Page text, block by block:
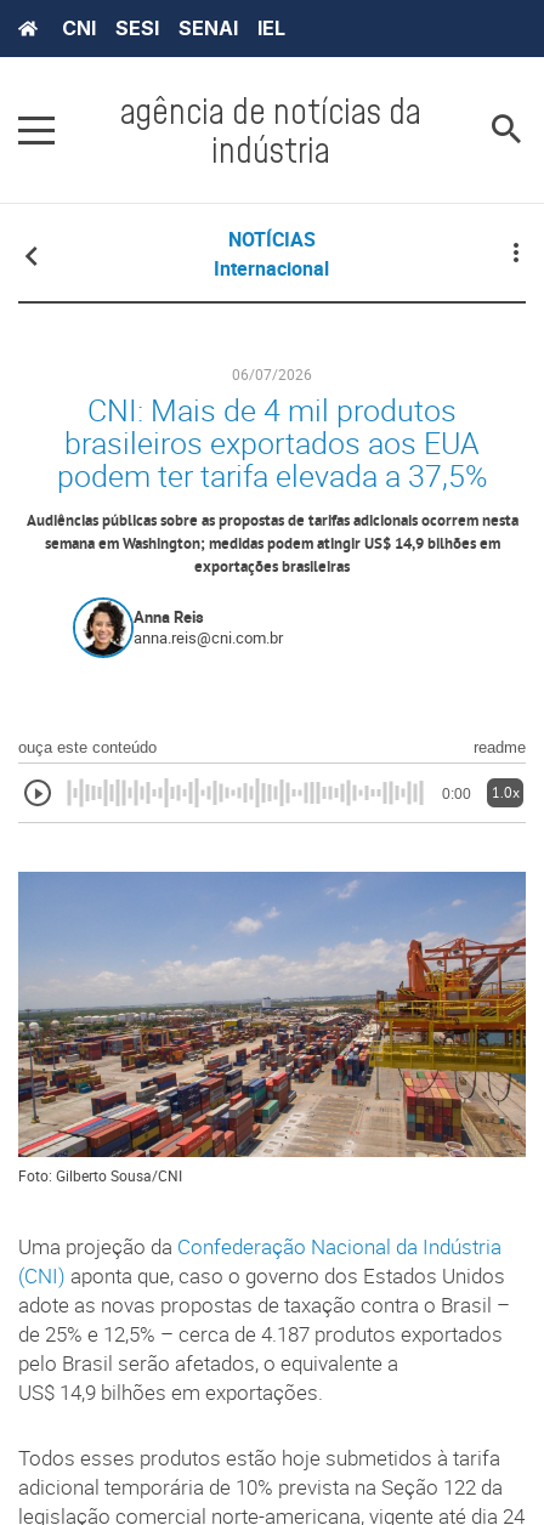
CNI SESI SENAI IEL
agência de notícias da
indústria
NOTÍCIAS
Internacional
06/07/2026
CNI: Mais de 4 mil produtos
brasileiros exportados aos EUA
podem ter tarifa elevada a 37,5%
Audiências públicas sobre as propostas de tarifas adicionais ocorrem nesta
semana em Washington; medidas podem atingir US$ 14,9 bilhões em
exportações brasileiras
Anna Reis
anna.reis@cni.com.br
ouça este conteúdo readme
0:00 1.0x
Foto: Gilberto Sousa/CNI
Uma projeção da Confederação Nacional da Indústria
(CNI) aponta que, caso o governo dos Estados Unidos
adote as novas propostas de taxação contra o Brasil –
de 25% e 12,5% – cerca de 4.187 produtos exportados
pelo Brasil serão afetados, o equivalente a
US$ 14,9 bilhões em exportações.
Todos esses produtos estão hoje submetidos à tarifa
adicional temporária de 10% prevista na Seção 122 da
legislação comercial norte-americana, vigente até dia 24